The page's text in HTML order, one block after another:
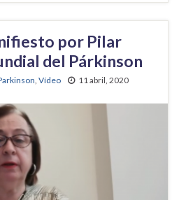
por Pilar
del Párkinson
, Vídeo 11 abril, 2020